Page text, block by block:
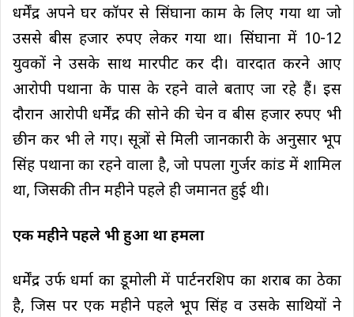
धर्मेंद्र अपने घर कॉपर से सिंघाना काम के लिए गया था जो
उससे बीस हजार रुपए लेकर गया था। सिंघाना में 10-12
युवकों ने उसके साथ मारपीट कर दी। वारदात करने आए
आरोपी पथाना के पास के रहने वाले बताए जा रहे हैं। इस
दौरान आरोपी धर्मेंद्र की सोने की चेन व बीस हजार रुपए भी
छीन कर भी ले गए। सूत्रों से मिली जानकारी के अनुसार भूप
सिंह पथाना का रहने वाला है, जो पपला गुर्जर कांड में शामिल
था, जिसकी तीन महीने पहले ही जमानत हुई थी।
एक महीने पहले भी हुआ था हमला
धर्मेंद्र उर्फ धर्मा का डूमोली में पार्टनरशिप का शराब का ठेका
है, जिस पर एक महीने पहले भूप सिंह व उसके साथियों ने